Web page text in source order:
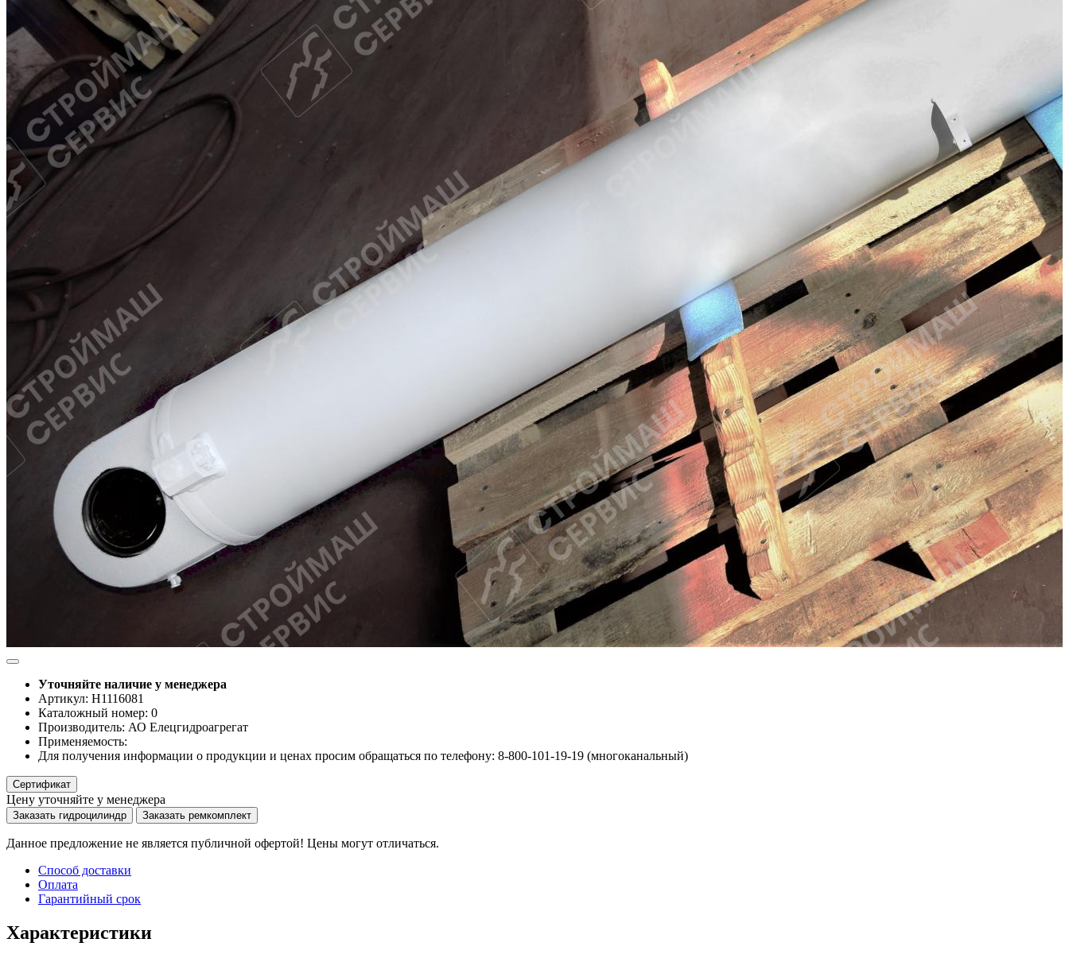
Уточняйте наличие у менеджера
Артикул: Н1116081
Каталожный номер: 0
Производитель: АО Елецгидроагрегат
Применяемость:
Для получения информации о продукции и ценах просим обращаться по телефону: 8-800-101-19-19 (многоканальный)
Сертификат
Цену уточняйте у менеджера
Заказать гидроцилиндр Заказать ремкомплект
Данное предложение не является публичной офертой! Цены могут отличаться.
Способ доставки
Оплата
Гарантийный срок
Характеристики